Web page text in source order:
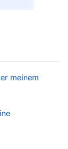
aus,
zu Hause
um sie zu
glücklichen
meinem